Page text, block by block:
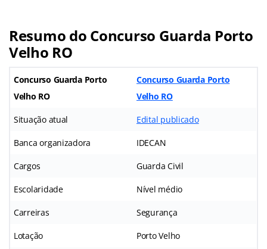
Resumo do Concurso Guarda Porto
Velho RO
Concurso Guarda Porto
Velho RO
Concurso Guarda Porto
Velho RO
Situação atual Edital publicado
Banca organizadora IDECAN
Cargos Guarda Civil
Escolaridade Nível médio
Carreiras Segurança
Lotação Porto Velho